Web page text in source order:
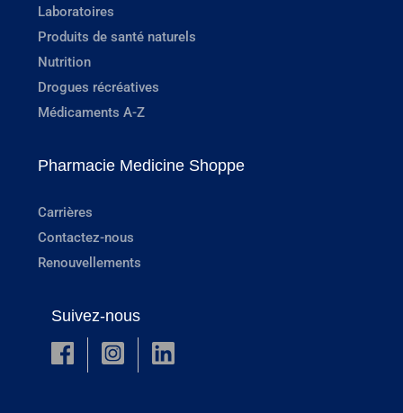
Laboratoires
Produits de santé naturels
Nutrition
Drogues récréatives
Médicaments A-Z
Pharmacie Medicine Shoppe
Carrières
Contactez-nous
Renouvellements
Suivez-nous